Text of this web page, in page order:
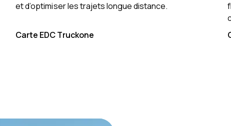
et d’optimiser les trajets longue distance.
Carte EDC Truckone